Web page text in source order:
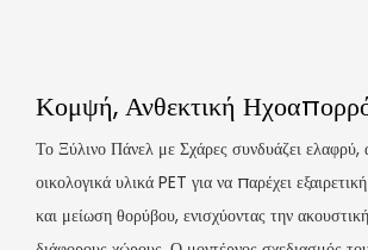
Κομψή, Ανθεκτική
Το Ξύλινο Πάνελ με Σχάρες συνδυάζει ελαφρύ,
οικολογικά υλικά PET για να παρέχει
και μείωση θορύβου, ενισχύοντας την